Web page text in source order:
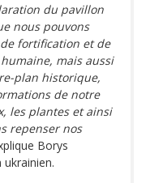
du pavillon
nous pouvons
fortification et de
mais aussi
plan historique,
de notre
les plantes et ainsi
repenser nos
Borys